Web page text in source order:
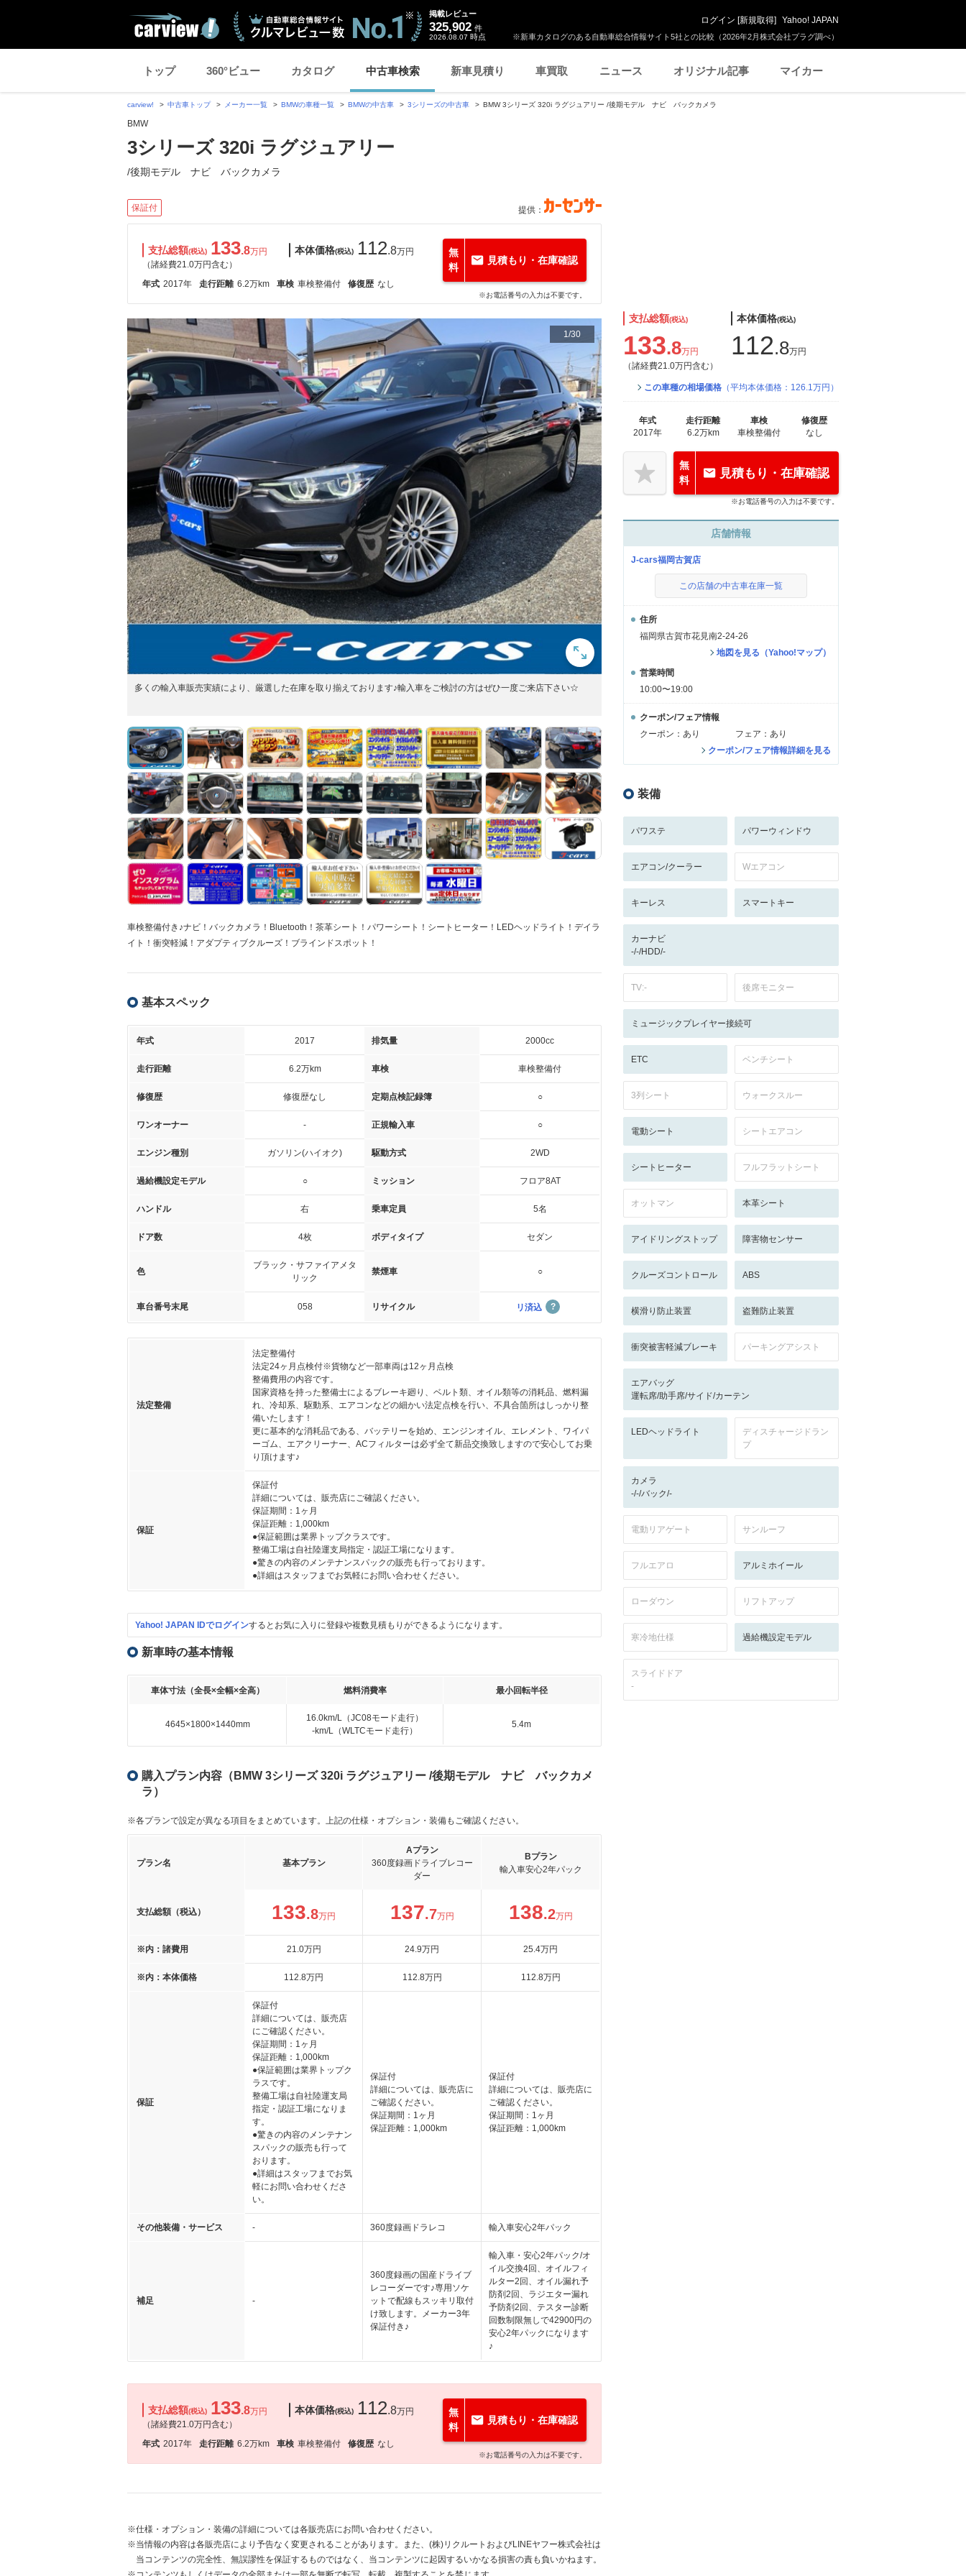
※新車カタログのある自動車総合情報サイト5社との比較（2026年2月株式会社プラグ調べ）
掲載レビュー
325,902 件
2026.08.07 時点
ログイン [新規取得] Yahoo! JAPAN
トップ 360°ビュー カタログ 中古車検索 新車見積り 車買取 ニュース オリジナル記事 マイカー
carview! 中古車トップ メーカー一覧 BMWの車種一覧 BMWの中古車 3シリーズの中古車 BMW 3シリーズ 320i ラグジュアリー /後期モデル ナビ バックカメラ
BMW
3シリーズ 320i ラグジュアリー
/後期モデル ナビ バックカメラ
保証付 提供：
支払総額(税込) 133.8万円
（諸経費21.0万円含む）
本体価格(税込) 112.8万円
年式 2017年 走行距離 6.2万km 車検 車検整備付 修復歴 なし
無
料
見積もり・在庫確認
※お電話番号の入力は不要です。
1/30
多くの輸入車販売実績により、厳選した在庫を取り揃えております♪輸入車をご検討の方はぜひ一度ご来店下さい☆
車検整備付き♪ナビ！バックカメラ！Bluetooth！茶革シート！パワーシート！シートヒーター！LEDヘッドライト！デイラ
イト！衝突軽減！アダプティブクルーズ！ブラインドスポット！
基本スペック
年式 2017 排気量 2000cc
走行距離 6.2万km 車検 車検整備付
修復歴 修復歴なし 定期点検記録簿 ○
ワンオーナー - 正規輸入車 ○
エンジン種別 ガソリン(ハイオク) 駆動方式 2WD
過給機設定モデル ○ ミッション フロア8AT
ハンドル 右 乗車定員 5名
ドア数 4枚 ボディタイプ セダン
色
ブラック・サファイアメタ
リック
禁煙車 ○
車台番号末尾 058 リサイクル リ済込
法定整備
法定整備付
法定24ヶ月点検付※貨物など一部車両は12ヶ月点検
整備費用の内容です。
国家資格を持った整備士によるブレーキ廻り、ベルト類、オイル類等の消耗品、燃料漏
れ、冷却系、駆動系、エアコンなどの細かい法定点検を行い、不具合箇所はしっかり整
備いたします！
更に基本的な消耗品である、バッテリーを始め、エンジンオイル、エレメント、ワイパ
ーゴム、エアクリーナー、ACフィルターは必ず全て新品交換致しますので安心してお乗
り頂けます♪
保証
保証付
詳細については、販売店にご確認ください。
保証期間：1ヶ月
保証距離：1,000km
●保証範囲は業界トップクラスです。
整備工場は自社陸運支局指定・認証工場になります。
●驚きの内容のメンテナンスパックの販売も行っております。
●詳細はスタッフまでお気軽にお問い合わせください。
Yahoo! JAPAN IDでログインするとお気に入りに登録や複数見積もりができるようになります。
新車時の基本情報
車体寸法（全長×全幅×全高） 燃料消費率 最小回転半径
4645×1800×1440mm
16.0km/L（JC08モード走行）
-km/L（WLTCモード走行）
5.4m
購入プラン内容（BMW 3シリーズ 320i ラグジュアリー /後期モデル ナビ バックカメ
ラ）
※各プランで設定が異なる項目をまとめています。上記の仕様・オプション・装備もご確認ください。
プラン名 基本プラン
Aプラン
360度録画ドライブレコー
ダー
Bプラン
輸入車安心2年パック
支払総額（税込） 133.8万円 137.7万円 138.2万円
※内：諸費用 21.0万円 24.9万円 25.4万円
※内：本体価格 112.8万円 112.8万円 112.8万円
保証
保証付
詳細については、販売店
にご確認ください。
保証期間：1ヶ月
保証距離：1,000km
●保証範囲は業界トップク
ラスです。
整備工場は自社陸運支局
指定・認証工場になりま
す。
●驚きの内容のメンテナン
スパックの販売も行って
おります。
●詳細はスタッフまでお気
軽にお問い合わせくださ
い。
保証付
詳細については、販売店に
ご確認ください。
保証期間：1ヶ月
保証距離：1,000km
保証付
詳細については、販売店に
ご確認ください。
保証期間：1ヶ月
保証距離：1,000km
その他装備・サービス - 360度録画ドラレコ 輸入車安心2年パック
補足 -
360度録画の国産ドライブ
レコーダーです♪専用ソケ
ットで配線もスッキリ取付
け致します。メーカー3年
保証付き♪
輸入車・安心2年パック/オ
イル交換4回、オイルフィ
ルター2回、オイル漏れ予
防剤2回、ラジエター漏れ
予防剤2回、テスター診断
回数制限無しで42900円の
安心2年パックになります
♪
支払総額(税込) 133.8万円
（諸経費21.0万円含む）
本体価格(税込) 112.8万円
年式 2017年 走行距離 6.2万km 車検 車検整備付 修復歴 なし
無
料
見積もり・在庫確認
※お電話番号の入力は不要です。
※仕様・オプション・装備の詳細については各販売店にお問い合わせください。
※当情報の内容は各販売店により予告なく変更されることがあります。また、(株)リクルートおよびLINEヤフー株式会社は
当コンテンツの完全性、無誤謬性を保証するものではなく、当コンテンツに起因するいかなる損害の責も負いかねます。
支払総額(税込)
133.8万円
（諸経費21.0万円含む）
本体価格(税込)
112.8万円
この車種の相場価格 （平均本体価格：126.1万円）
年式
2017年
走行距離
6.2万km
車検
車検整備付
修復歴
なし
無
料
見積もり・在庫確認
※お電話番号の入力は不要です。
店舗情報
J-cars福岡古賀店
この店舗の中古車在庫一覧
住所
福岡県古賀市花見南2-24-26
地図を見る（Yahoo!マップ）
営業時間
10:00〜19:00
クーポン/フェア情報
クーポン：あり
フェア：あり
クーポン/フェア情報詳細を見る
装備
パワステ パワーウィンドウ
エアコン/クーラー Wエアコン
キーレス スマートキー
カーナビ
-/-/HDD/-
TV:- 後席モニター
ミュージックプレイヤー接続可
ETC ベンチシート
3列シート ウォークスルー
電動シート シートエアコン
シートヒーター フルフラットシート
オットマン 本革シート
アイドリングストップ 障害物センサー
クルーズコントロール ABS
横滑り防止装置 盗難防止装置
衝突被害軽減ブレーキ パーキングアシスト
エアバッグ
運転席/助手席/サイド/カーテン
LEDヘッドライト
ディスチャージドラン
プ
カメラ
-/-/バック/-
電動リアゲート サンルーフ
フルエアロ アルミホイール
ローダウン リフトアップ
寒冷地仕様 過給機設定モデル
スライドドア
-